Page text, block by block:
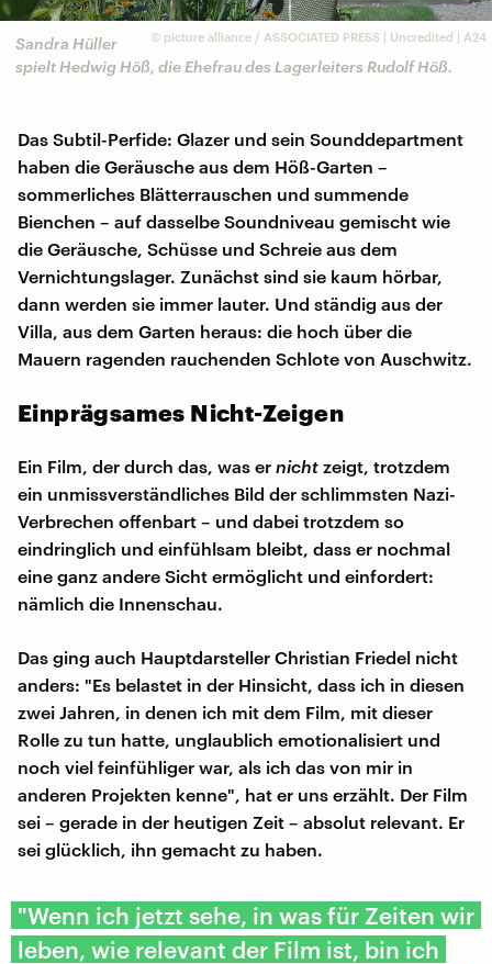
© picture alliance / ASSOCIATED PRESS | Uncredited | A24
Sandra Hüller
spielt Hedwig Höß, die Ehefrau des Lagerleiters Rudolf Höß.
Das Subtil-Perfide: Glazer und sein Sounddepartment
haben die Geräusche aus dem Höß-Garten –
sommerliches Blätterrauschen und summende
Bienchen – auf dasselbe Soundniveau gemischt wie
die Geräusche, Schüsse und Schreie aus dem
Vernichtungslager. Zunächst sind sie kaum hörbar,
dann werden sie immer lauter. Und ständig aus der
Villa, aus dem Garten heraus: die hoch über die
Mauern ragenden rauchenden Schlote von Auschwitz.
Einprägsames Nicht-Zeigen
Ein Film, der durch das, was er nicht zeigt, trotzdem
ein unmissverständliches Bild der schlimmsten Nazi-
Verbrechen offenbart – und dabei trotzdem so
eindringlich und einfühlsam bleibt, dass er nochmal
eine ganz andere Sicht ermöglicht und einfordert:
nämlich die Innenschau.
Das ging auch Hauptdarsteller Christian Friedel nicht
anders: "Es belastet in der Hinsicht, dass ich in diesen
zwei Jahren, in denen ich mit dem Film, mit dieser
Rolle zu tun hatte, unglaublich emotionalisiert und
noch viel feinfühliger war, als ich das von mir in
anderen Projekten kenne", hat er uns erzählt. Der Film
sei – gerade in der heutigen Zeit – absolut relevant. Er
sei glücklich, ihn gemacht zu haben.
"Wenn ich jetzt sehe, in was für Zeiten wir
leben, wie relevant der Film ist, bin ich